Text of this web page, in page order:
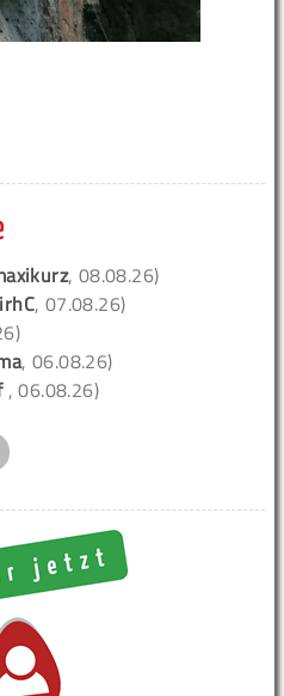
, 08.08.26)
, 07.08.26)
, 06.08.26)
, 06.08.26)